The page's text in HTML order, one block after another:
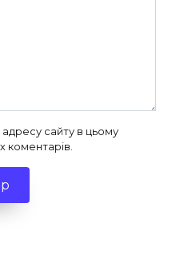
сайту в цьому
коментарів.